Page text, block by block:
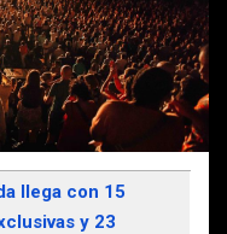
llega con 15
y 23